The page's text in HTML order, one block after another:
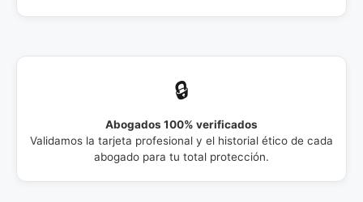
🔒
Abogados 100% verificados
Validamos la tarjeta profesional y el historial ético de cada
abogado para tu total protección.